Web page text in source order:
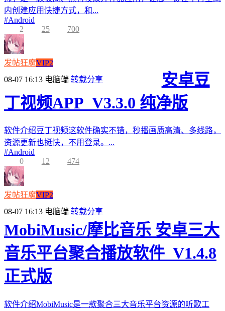
内创建应用快捷方式，和...
#Android
2
25 700
发帖狂魔VIP2
08-07 16:13 电脑端 转载分享
安卓豆
丁视频APP_V3.3.0 纯净版
软件介绍豆丁视频这软件确实不错，秒播画质高清、多线路，
资源更新也挺快，不用登录。...
#Android
0
12 474
发帖狂魔VIP2
08-07 16:13 电脑端 转载分享
MobiMusic/摩比音乐 安卓三大
音乐平台聚合播放软件_V1.4.8
正式版
软件介绍MobiMusic是一款聚合三大音乐平台资源的听歌工